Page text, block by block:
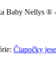
Baby Nellys ®
Čiapočky